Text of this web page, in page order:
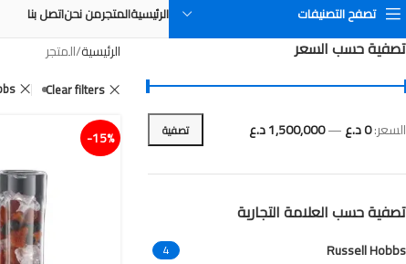
تصفح التصنيفات الرئيسيةالمتجرمن نحناتصل بنا
تصفية حسب السعر
تصفية السعر:0 د.ع —1,500,000 د.ع
تصفية حسب العلامة التجارية
Russell Hobbs
4
الرئيسية المتجر
Clear filters
15%-